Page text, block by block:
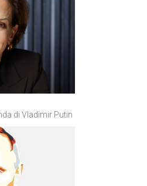
di Vladimir Putin